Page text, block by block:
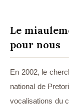
Le
pour nous
En 2002, le
national de
vocalisations du